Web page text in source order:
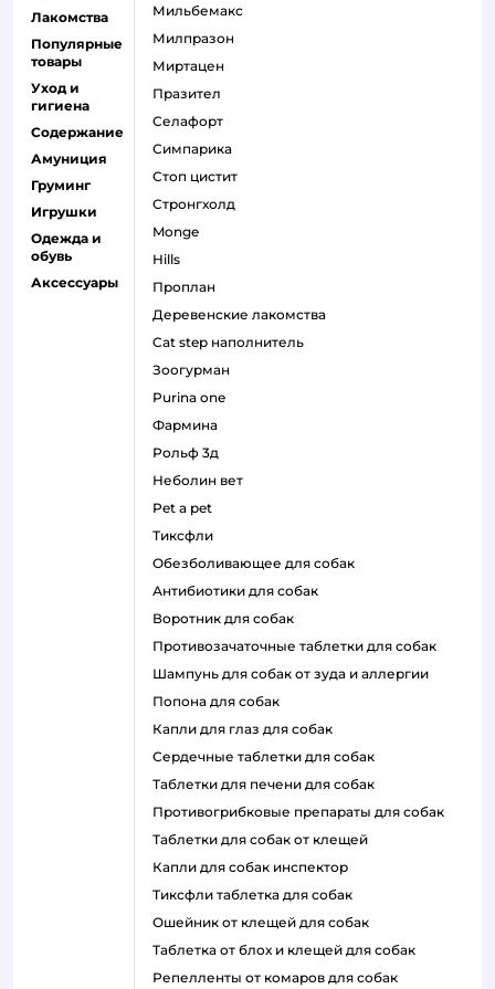
Лакомства
Популярные
товары
Уход и
гигиена
Содержание
Амуниция
Груминг
Игрушки
Одежда и
обувь
Аксессуары
мильбемакс
милпразон
миртацен
празител
селафорт
симпарика
стоп цистит
стронгхолд
monge
hills
проплан
деревенские лакомства
cat step наполнитель
зоогурман
purina one
фармина
рольф 3д
неболин вет
pet a pet
тиксфли
обезболивающее для собак
антибиотики для собак
воротник для собак
противозачаточные таблетки для собак
шампунь для собак от зуда и аллергии
попона для собак
капли для глаз для собак
сердечные таблетки для собак
таблетки для печени для собак
противогрибковые препараты для собак
таблетки для собак от клещей
капли для собак инспектор
тиксфли таблетка для собак
ошейник от клещей для собак
таблетка от блох и клещей для собак
репелленты от комаров для собак